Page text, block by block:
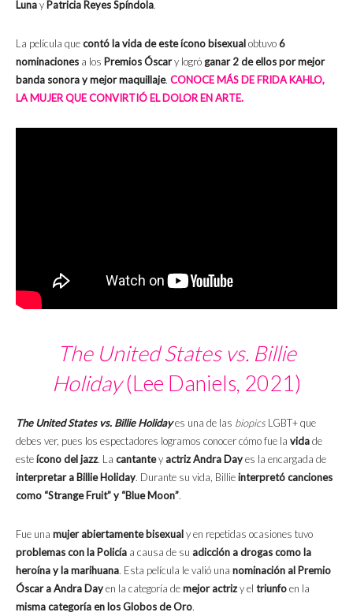
Lunay Patricia Reyes Spíndola.
La película quecontó la vida de este ícono bisexualobtuvo6
nominaciones a los Premios Óscary logróganar 2 de ellos por mejor
banda sonora y mejor maquillaje. CONOCE MÁS DE FRIDA KAHLO,
LA MUJER QUE CONVIRTIÓ EL DOLOR EN ARTE.
The United States vs. Billie
Holiday(Lee Daniels, 2021)
The United States vs. Billie Holidayes una de las biopics LGBT+ que
debes ver, pues los espectadores logramos conocer cómo fue la vidade
esteícono del jazz. La cantantey actrizAndra Dayes la encargada de
interpretar a Billie Holiday. Durante su vida, Billieinterpretó canciones
como “Strange Fruit” y “Blue Moon”.
Fue una mujer abiertamente bisexualy en repetidas ocasiones tuvo
problemas con la Policía a causa de su adicción a drogas como la
heroína y la marihuana. Esta película le valió una nominación al Premio
Óscar a Andra Dayen la categoría demejor actrizy el triunfoen la
misma categoría en los Globos de Oro.